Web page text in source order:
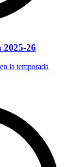
2025-26
la temporada